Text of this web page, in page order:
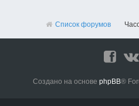
Список форумов
Создано на основе phpBB®